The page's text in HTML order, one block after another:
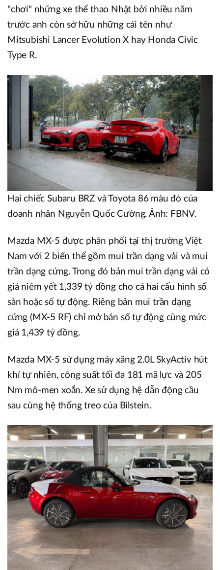
"chơi" những xe thể thao Nhật bởi nhiều năm
trước anh còn sở hữu những cái tên như
Mitsubishi Lancer Evolution X hay Honda Civic
Type R.
Hai chiếc Subaru BRZ và Toyota 86 màu đỏ của
doanh nhân Nguyễn Quốc Cường. Ảnh: FBNV.
Mazda MX-5 được phân phối tại thị trường Việt
Nam với 2 biến thể gồm mui trần dạng vải và mui
trần dạng cứng. Trong đó bản mui trần dạng vải có
giá niêm yết 1,339 tỷ đồng cho cả hai cấu hình số
sàn hoặc số tự động. Riêng bản mui trần dạng
cứng (MX-5 RF) chỉ mở bán số tự động cùng mức
giá 1,439 tỷ đồng.
Mazda MX-5 sử dụng máy xăng 2.0L SkyActiv hút
khí tự nhiên, công suất tối đa 181 mã lực và 205
Nm mô-men xoắn. Xe sử dụng hệ dẫn động cầu
sau cùng hệ thống treo của Bilstein.